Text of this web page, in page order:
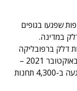
שפגעו בגופים
במדינה.
דלק ברפובליקה
והשנייה באוקטובר 2021 –
שפגעה ב-4,300 תחנות